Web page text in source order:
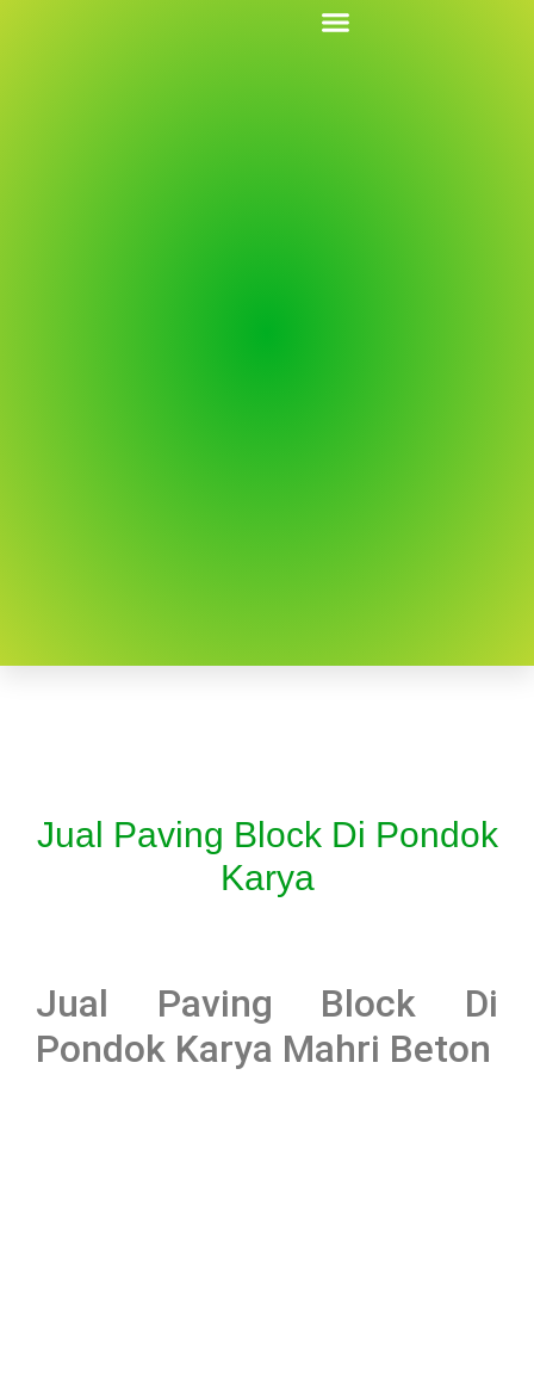
Jual Paving Block Di Pondok
Karya
Jual Paving Block Di
Pondok Karya Mahri Beton